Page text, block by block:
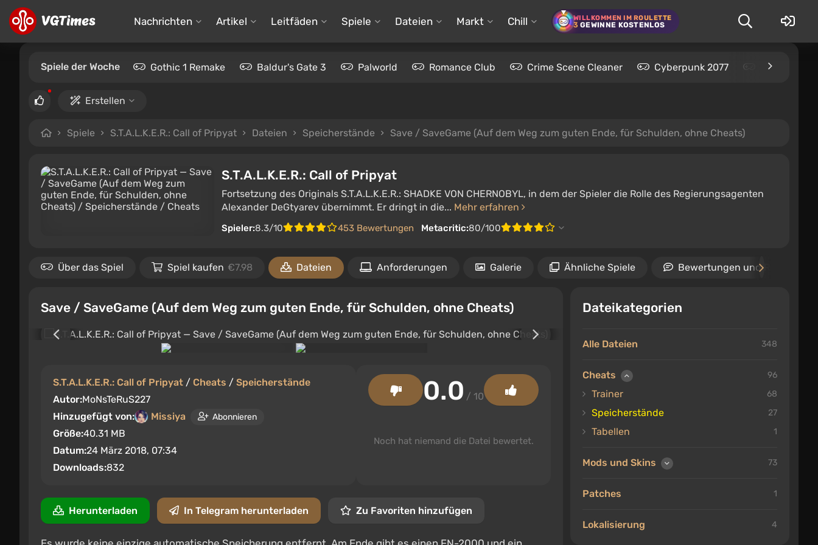
Nachrichten Artikel Leitfäden Spiele Dateien Markt Chill WILLKOMMEN IM ROULETTE
3 GEWINNE KOSTENLOS
Spiele der Woche Gothic 1 Remake Baldur's Gate 3 Palworld Romance Club Crime Scene Cleaner Cyberpunk 2077 Kingdom
Erstellen
Spiele S.T.A.L.K.E.R.: Call of Pripyat Dateien Speicherstände Save / SaveGame (Auf dem Weg zum guten Ende, für Schulden, ohne Cheats)
S.T.A.L.K.E.R.: Call of Pripyat
Fortsetzung des Originals S.T.A.L.K.E.R.: SHADKE VON CHERNOBYL, in dem der Spieler die Rolle des Regierungsagenten
Alexander DeGtyarev übernimmt. Er dringt in die... Mehr erfahren
Spieler:8.3/10 453 Bewertungen Metacritic:80/100
Über das Spiel Spiel kaufen €7.98 Dateien Anforderungen Galerie Ähnliche Spiele Bewertungen und
Dateikategorien
Alle Dateien 348
Cheats 96
Trainer 68
Speicherstände 27
Tabellen 1
Mods und Skins 73
Patches 1
Lokalisierung 4
Save / SaveGame (Auf dem Weg zum guten Ende, für Schulden, ohne Cheats)
S.T.A.L.K.E.R.: Call of Pripyat / Cheats / Speicherstände
Autor:MoNsTeRuS227
Hinzugefügt von:
Missiya Abonnieren
Größe:40.31 MB
Datum:24 März 2018, 07:34
Downloads:832
0.0 / 10
Noch hat niemand die Datei bewertet.
Herunterladen In Telegram herunterladen Zu Favoriten hinzufügen